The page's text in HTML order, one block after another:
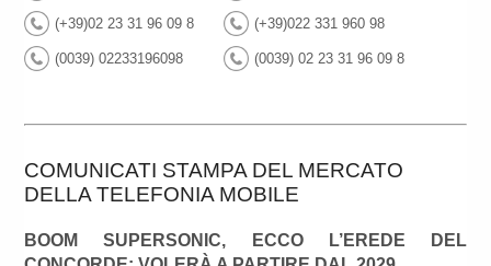
(+39)02 23 31 96 09 8 (+39)022 331 960 98
(0039) 02233196098 (0039) 02 23 31 96 09 8
COMUNICATI STAMPA DEL MERCATO
DELLA TELEFONIA MOBILE
BOOM SUPERSONIC, ECCO L’EREDE DEL